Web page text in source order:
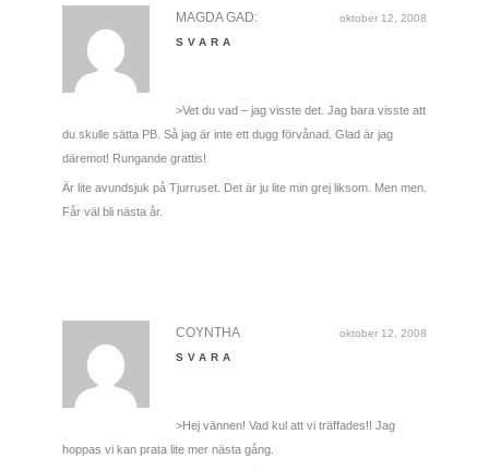
oktober 12, 2008
MAGDA GAD:
SVARA
>Vet du vad – jag visste det. Jag bara visste att
du skulle sätta PB. Så jag är inte ett dugg förvånad. Glad är jag
däremot! Rungande grattis!
Är lite avundsjuk på Tjurruset. Det är ju lite min grej liksom. Men men.
Får väl bli nästa år.
oktober 12, 2008
COYNTHA
SVARA
>Hej vännen! Vad kul att vi träffades!! Jag
hoppas vi kan prata lite mer nästa gång.